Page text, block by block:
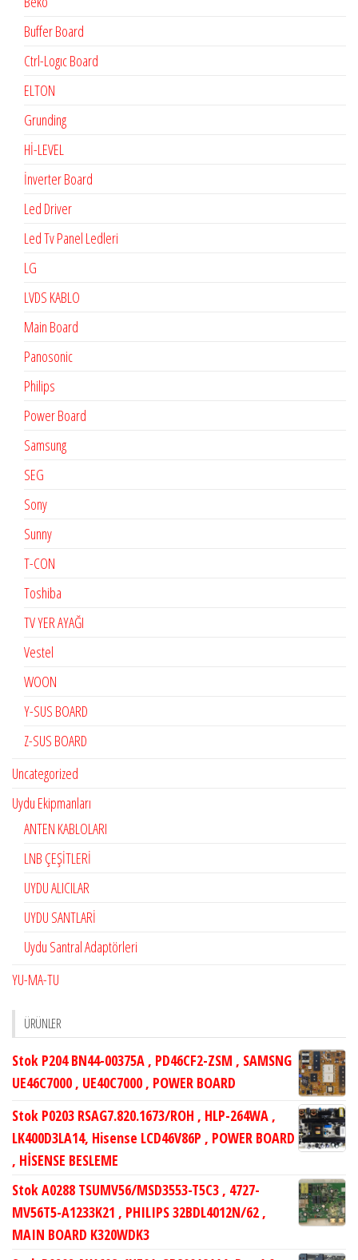
Buffer Board
Ctrl-Logıc Board
ELTON
Grunding
Hİ-LEVEL
İnverter Board
Led Driver
Led Tv Panel Ledleri
LG
LVDS KABLO
Main Board
Panosonic
Philips
Power Board
Samsung
SEG
Sony
Sunny
T-CON
Toshiba
TV YER AYAĞI
Vestel
WOON
Y-SUS BOARD
Z-SUS BOARD
Uncategorized
Uydu Ekipmanları
ANTEN KABLOLARI
LNB ÇEŞİTLERİ
UYDU ALICILAR
UYDU SANTLARİ
Uydu Santral Adaptörleri
YU-MA-TU
ÜRÜNLER
Stok P204 BN44-00375A , PD46CF2-ZSM , SAMSNG
UE46C7000 , UE40C7000 , POWER BOARD
Stok P0203 RSAG7.820.1673/ROH , HLP-264WA ,
LK400D3LA14, Hisense LCD46V86P , POWER BOARD
, HİSENSE BESLEME
Stok A0288 TSUMV56/MSD3553-T5C3 , 4727-
MV56T5-A1233K21 , PHILIPS 32BDL4012N/62 ,
MAIN BOARD K320WDK3